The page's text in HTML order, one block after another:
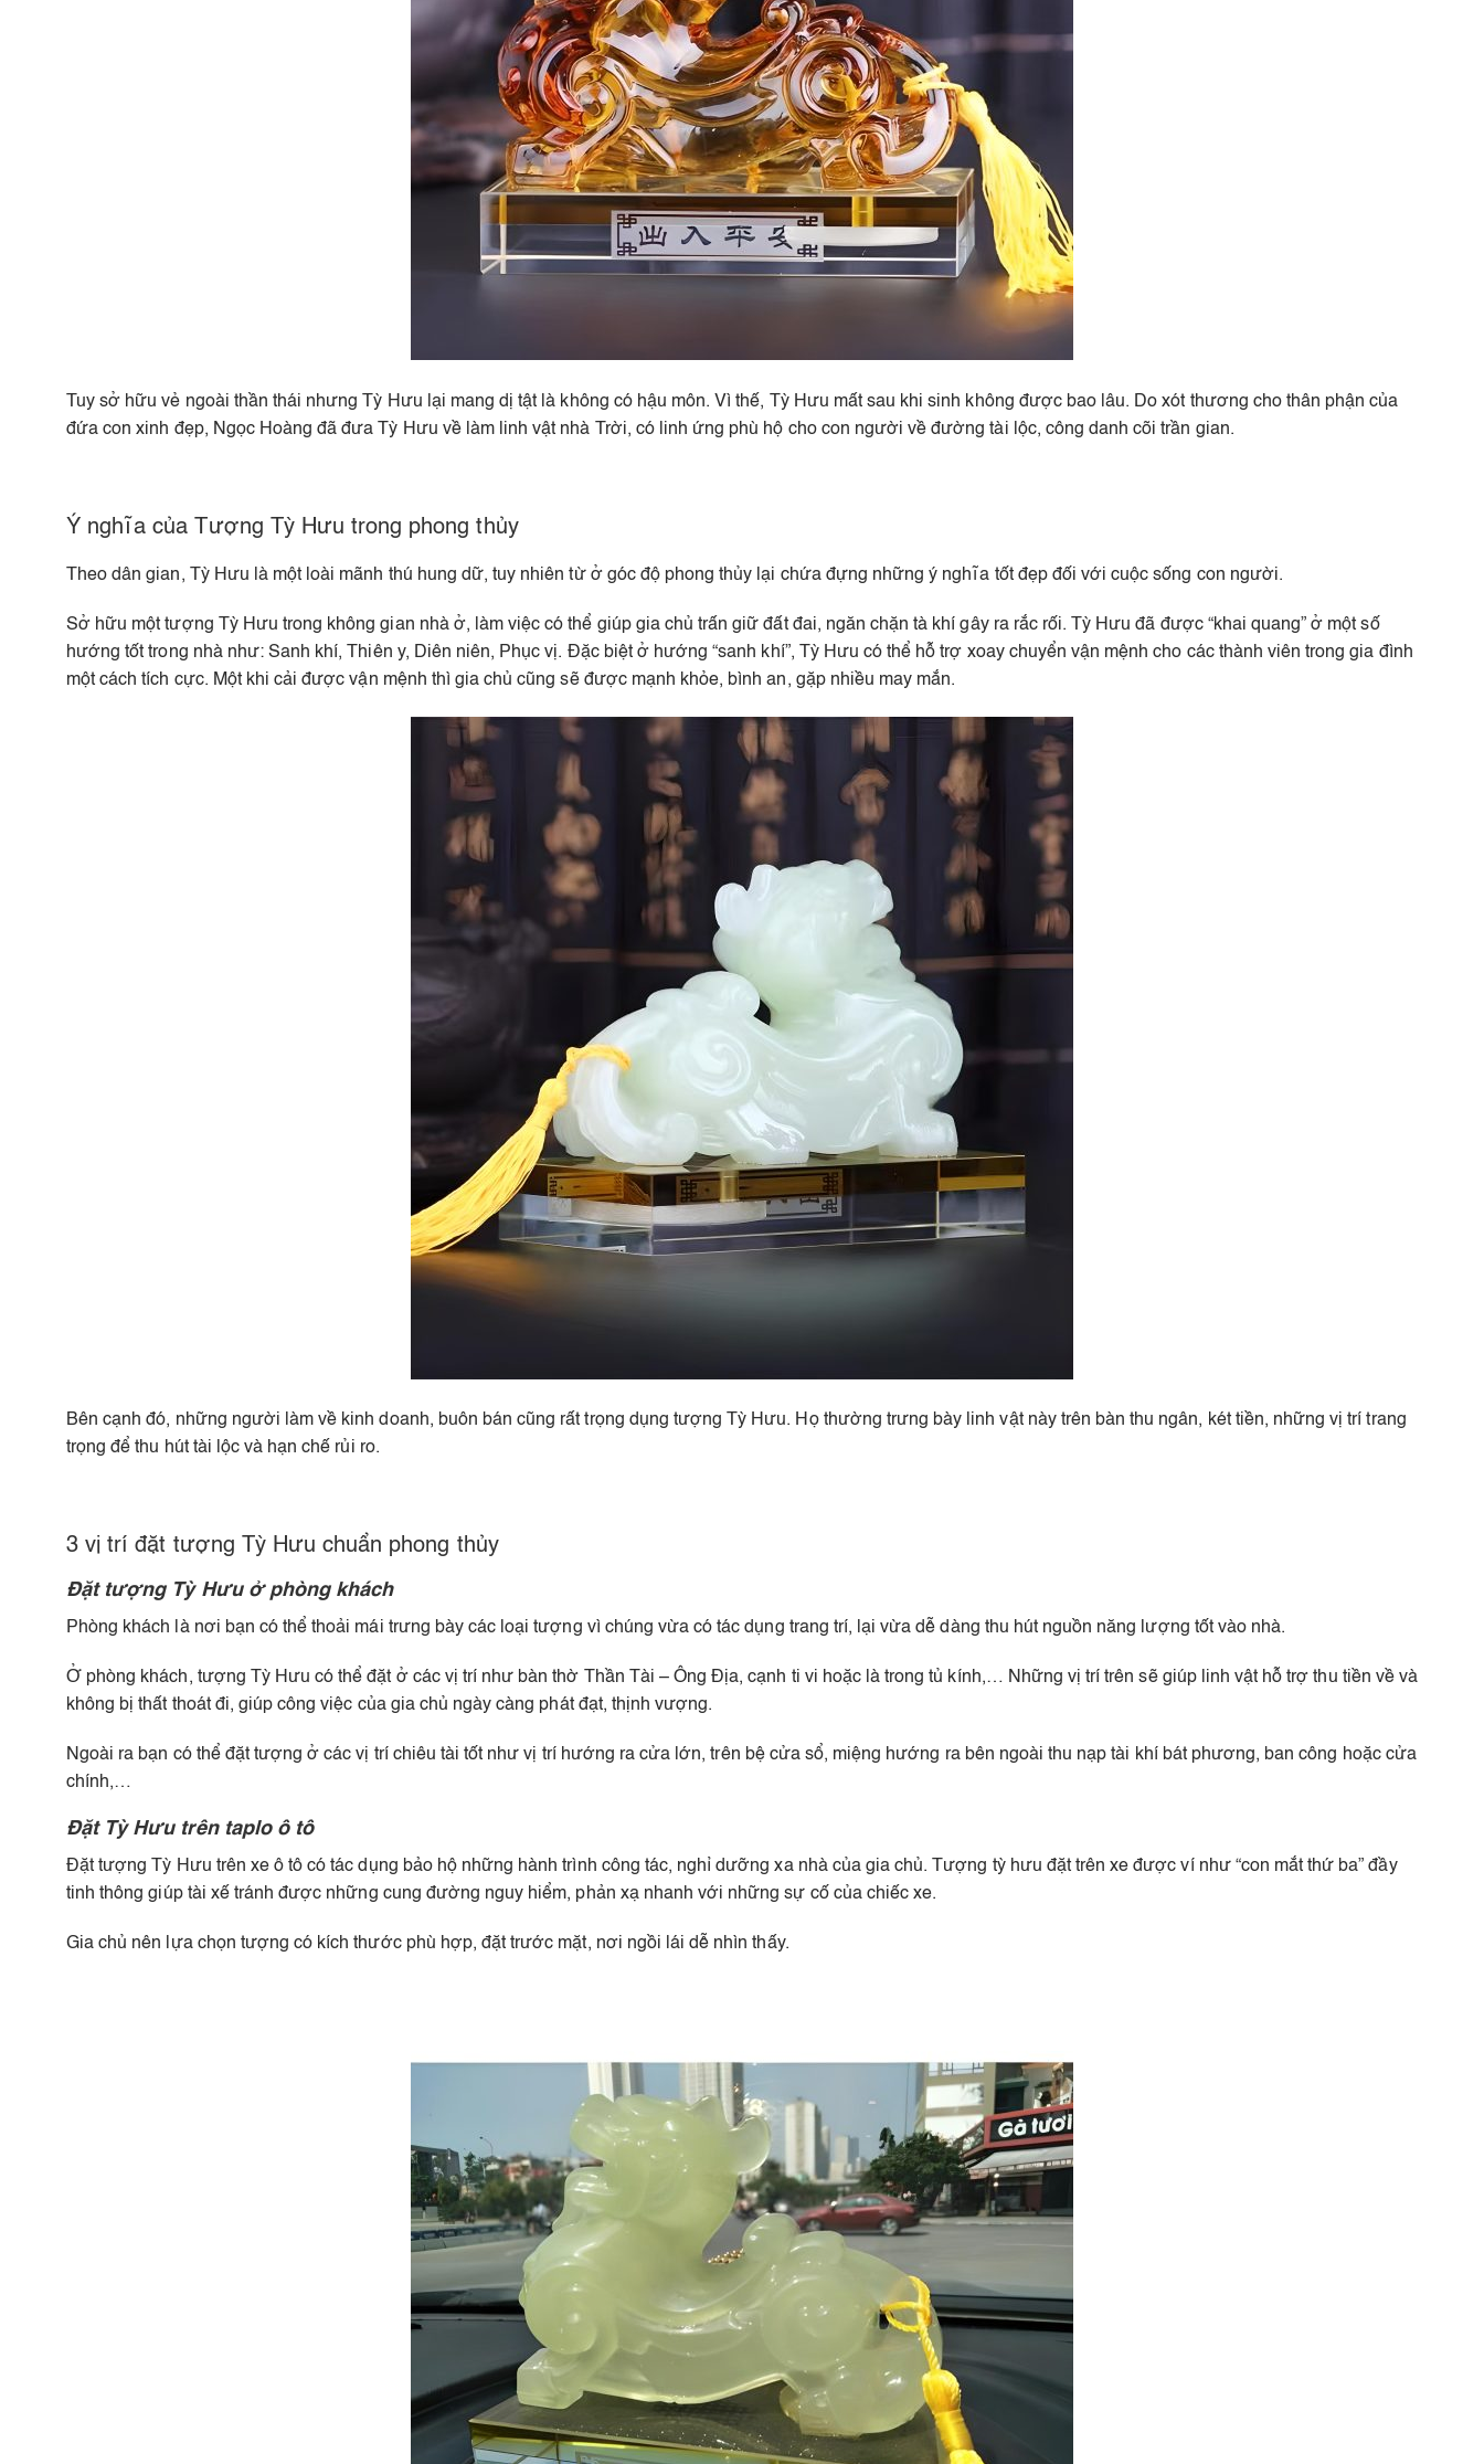
Tuy sở hữu vẻ ngoài thần thái nhưng Tỳ Hưu lại mang dị tật là không có hậu môn. Vì thế, Tỳ Hưu mất sau khi sinh không được bao lâu. Do xót thương cho thân phận của
đứa con xinh đẹp, Ngọc Hoàng đã đưa Tỳ Hưu về làm linh vật nhà Trời, có linh ứng phù hộ cho con người về đường tài lộc, công danh cõi trần gian.
Ý nghĩa của Tượng Tỳ Hưu trong phong thủy
Theo dân gian, Tỳ Hưu là một loài mãnh thú hung dữ, tuy nhiên từ ở góc độ phong thủy lại chứa đựng những ý nghĩa tốt đẹp đối với cuộc sống con người.
Sở hữu một tượng Tỳ Hưu trong không gian nhà ở, làm việc có thể giúp gia chủ trấn giữ đất đai, ngăn chặn tà khí gây ra rắc rối. Tỳ Hưu đã được “khai quang” ở một số
hướng tốt trong nhà như: Sanh khí, Thiên y, Diên niên, Phục vị. Đặc biệt ở hướng “sanh khí”, Tỳ Hưu có thể hỗ trợ xoay chuyển vận mệnh cho các thành viên trong gia đình
một cách tích cực. Một khi cải được vận mệnh thì gia chủ cũng sẽ được mạnh khỏe, bình an, gặp nhiều may mắn.
Bên cạnh đó, những người làm về kinh doanh, buôn bán cũng rất trọng dụng tượng Tỳ Hưu. Họ thường trưng bày linh vật này trên bàn thu ngân, két tiền, những vị trí trang
trọng để thu hút tài lộc và hạn chế rủi ro.
3 vị trí đặt tượng Tỳ Hưu chuẩn phong thủy
Đặt tượng Tỳ Hưu ở phòng khách
Phòng khách là nơi bạn có thể thoải mái trưng bày các loại tượng vì chúng vừa có tác dụng trang trí, lại vừa dễ dàng thu hút nguồn năng lượng tốt vào nhà.
Ở phòng khách, tượng Tỳ Hưu có thể đặt ở các vị trí như bàn thờ Thần Tài – Ông Địa, cạnh ti vi hoặc là trong tủ kính,… Những vị trí trên sẽ giúp linh vật hỗ trợ thu tiền về và
không bị thất thoát đi, giúp công việc của gia chủ ngày càng phát đạt, thịnh vượng.
Ngoài ra bạn có thể đặt tượng ở các vị trí chiêu tài tốt như vị trí hướng ra cửa lớn, trên bệ cửa sổ, miệng hướng ra bên ngoài thu nạp tài khí bát phương, ban công hoặc cửa
chính,…
Đặt Tỳ Hưu trên taplo ô tô
Đặt tượng Tỳ Hưu trên xe ô tô có tác dụng bảo hộ những hành trình công tác, nghỉ dưỡng xa nhà của gia chủ. Tượng tỳ hưu đặt trên xe được ví như “con mắt thứ ba” đầy
tinh thông giúp tài xế tránh được những cung đường nguy hiểm, phản xạ nhanh với những sự cố của chiếc xe.
Gia chủ nên lựa chọn tượng có kích thước phù hợp, đặt trước mặt, nơi ngồi lái dễ nhìn thấy.